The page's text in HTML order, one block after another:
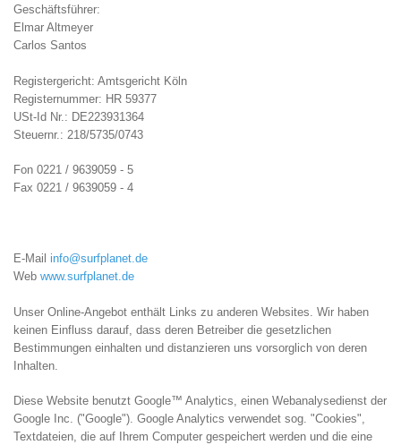
Geschäftsführer:
Elmar Altmeyer
Carlos Santos
Registergericht: Amtsgericht Köln
Registernummer: HR 59377
USt-Id Nr.: DE223931364
Steuernr.: 218/5735/0743
Fon 0221 / 9639059 - 5
Fax 0221 / 9639059 - 4
E-Mail info@surfplanet.de
Web www.surfplanet.de
Unser Online-Angebot enthält Links zu anderen Websites. Wir haben
keinen Einfluss darauf, dass deren Betreiber die gesetzlichen
Bestimmungen einhalten und distanzieren uns vorsorglich von deren
Inhalten.
Diese Website benutzt Google™ Analytics, einen Webanalysedienst der
Google Inc. ("Google"). Google Analytics verwendet sog. "Cookies",
Textdateien, die auf Ihrem Computer gespeichert werden und die eine